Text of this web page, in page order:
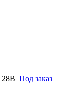
Под заказ